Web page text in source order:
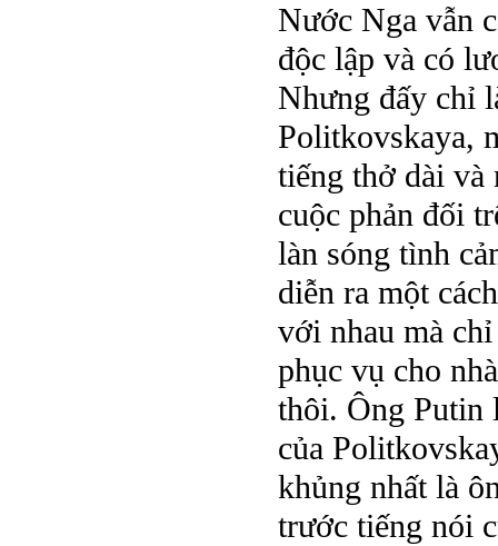
Nước Nga vẫn
độc lập và có
Nhưng đấy chỉ
Politkovskaya,
tiếng thở dài và
cuộc phản đối
làn sóng tình
diễn ra một
với nhau mà
phục vụ cho
thôi. Ông Putin
của
khủng nhất là
trước tiếng nói